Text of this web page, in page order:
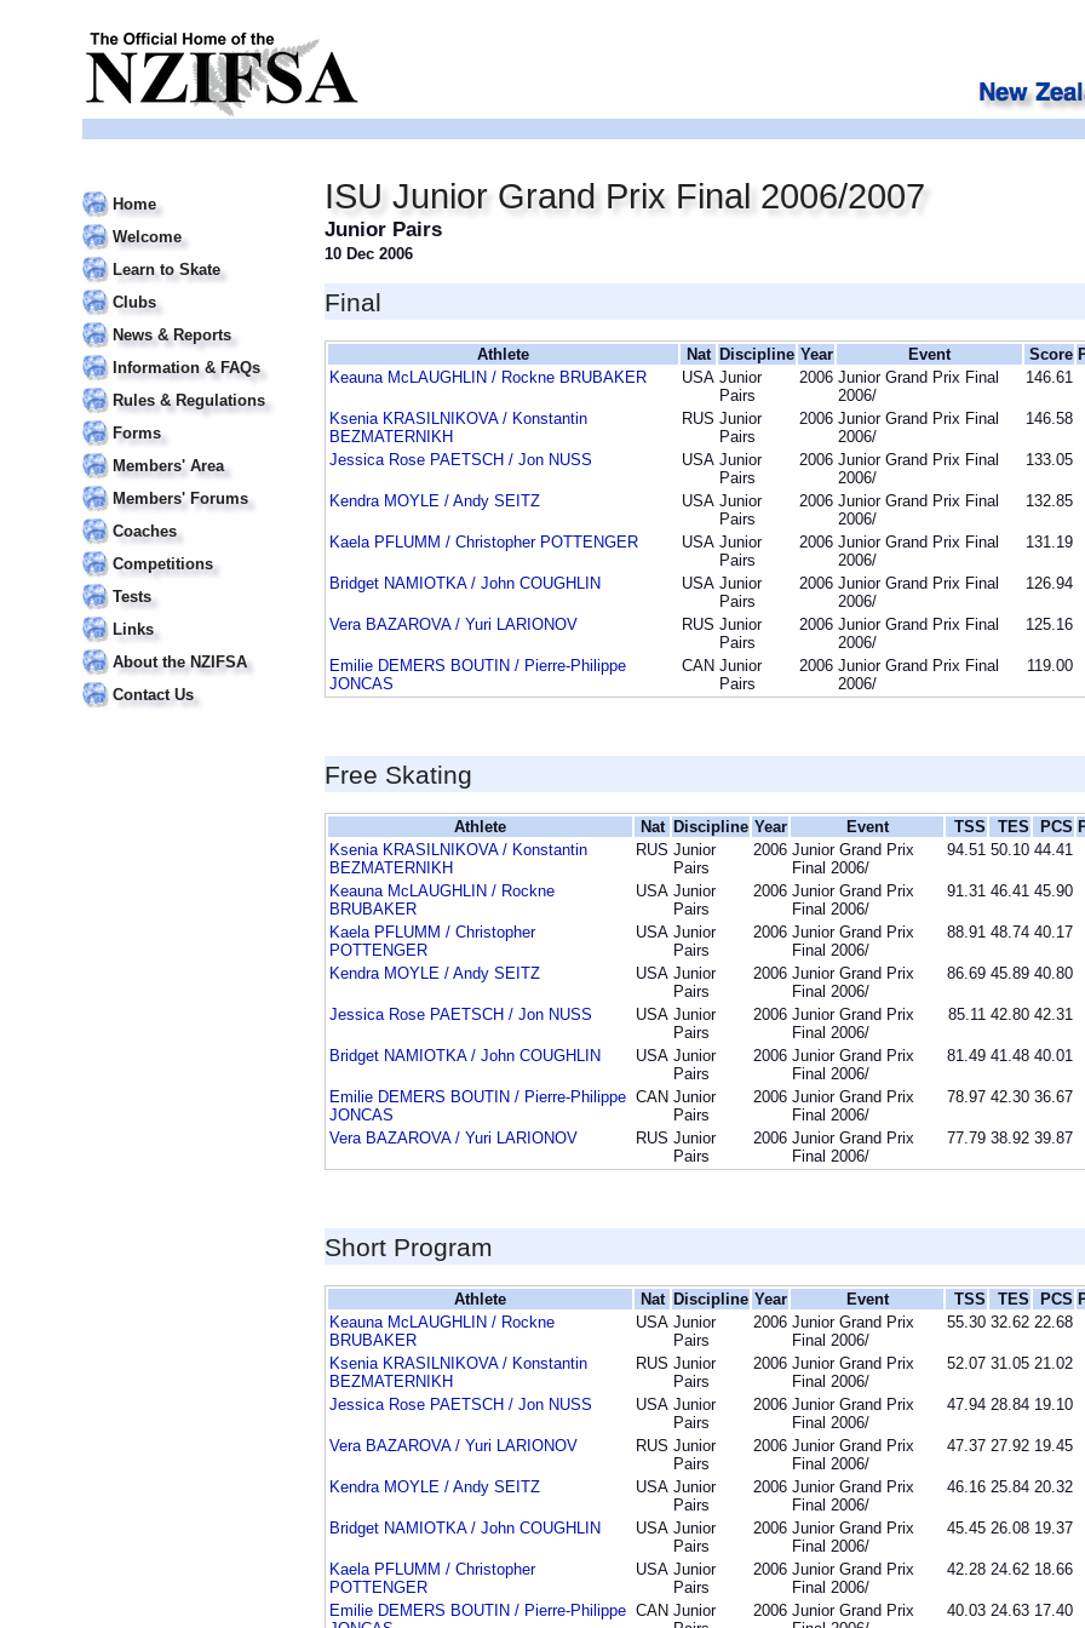
Home
Welcome
Learn to Skate
Clubs
News & Reports
Information & FAQs
Rules & Regulations
Forms
Members' Area
Members' Forums
Coaches
Competitions
Tests
Links
About the NZIFSA
Contact Us
ISU Junior Grand Prix Final 2006/2007
Junior Pairs
10 Dec 2006
Final
Athlete Nat Discipline Year Event Score
Keauna McLAUGHLIN / Rockne BRUBAKER
USA Junior
Pairs
2006 Junior Grand Prix Final
2006/
146.61
Ksenia KRASILNIKOVA / Konstantin
BEZMATERNIKH
RUS Junior
Pairs
2006 Junior Grand Prix Final
2006/
146.58
Jessica Rose PAETSCH / Jon NUSS USA Junior
Pairs
2006 Junior Grand Prix Final
2006/
133.05
Kendra MOYLE / Andy SEITZ USA Junior
Pairs
2006 Junior Grand Prix Final
2006/
132.85
Kaela PFLUMM / Christopher POTTENGER USA Junior
Pairs
2006 Junior Grand Prix Final
2006/
131.19
Bridget NAMIOTKA / John COUGHLIN USA Junior
Pairs
2006 Junior Grand Prix Final
2006/
126.94
Vera BAZAROVA / Yuri LARIONOV RUS Junior
Pairs
2006 Junior Grand Prix Final
2006/
125.16
Emilie DEMERS BOUTIN / Pierre-Philippe
JONCAS
CAN Junior
Pairs
2006 Junior Grand Prix Final
2006/
119.00
Free Skating
Athlete Nat Discipline Year Event TSS TES PCS
Ksenia KRASILNIKOVA / Konstantin
BEZMATERNIKH
RUS Junior
Pairs
2006 Junior Grand Prix
Final 2006/
94.51 50.10 44.41
Keauna McLAUGHLIN / Rockne
BRUBAKER
USA Junior
Pairs
2006 Junior Grand Prix
Final 2006/
91.31 46.41 45.90
Kaela PFLUMM / Christopher
POTTENGER
USA Junior
Pairs
2006 Junior Grand Prix
Final 2006/
88.91 48.74 40.17
Kendra MOYLE / Andy SEITZ USA Junior
Pairs
2006 Junior Grand Prix
Final 2006/
86.69 45.89 40.80
Jessica Rose PAETSCH / Jon NUSS USA Junior
Pairs
2006 Junior Grand Prix
Final 2006/
85.11 42.80 42.31
Bridget NAMIOTKA / John COUGHLIN USA Junior
Pairs
2006 Junior Grand Prix
Final 2006/
81.49 41.48 40.01
Emilie DEMERS BOUTIN / Pierre-Philippe
JONCAS
CAN Junior
Pairs
2006 Junior Grand Prix
Final 2006/
78.97 42.30 36.67
Vera BAZAROVA / Yuri LARIONOV RUS Junior
Pairs
2006 Junior Grand Prix
Final 2006/
77.79 38.92 39.87
Short Program
Athlete Nat Discipline Year Event TSS TES PCS
Keauna McLAUGHLIN / Rockne
BRUBAKER
USA Junior
Pairs
2006 Junior Grand Prix
Final 2006/
55.30 32.62 22.68
Ksenia KRASILNIKOVA / Konstantin
BEZMATERNIKH
RUS Junior
Pairs
2006 Junior Grand Prix
Final 2006/
52.07 31.05 21.02
Jessica Rose PAETSCH / Jon NUSS USA Junior
Pairs
2006 Junior Grand Prix
Final 2006/
47.94 28.84 19.10
Vera BAZAROVA / Yuri LARIONOV RUS Junior
Pairs
2006 Junior Grand Prix
Final 2006/
47.37 27.92 19.45
Kendra MOYLE / Andy SEITZ USA Junior
Pairs
2006 Junior Grand Prix
Final 2006/
46.16 25.84 20.32
Bridget NAMIOTKA / John COUGHLIN USA Junior
Pairs
2006 Junior Grand Prix
Final 2006/
45.45 26.08 19.37
Kaela PFLUMM / Christopher
POTTENGER
USA Junior
Pairs
2006 Junior Grand Prix
Final 2006/
42.28 24.62 18.66
Emilie DEMERS BOUTIN / Pierre-Philippe CAN Junior
2006 Junior Grand Prix
40.03 24.63 17.40